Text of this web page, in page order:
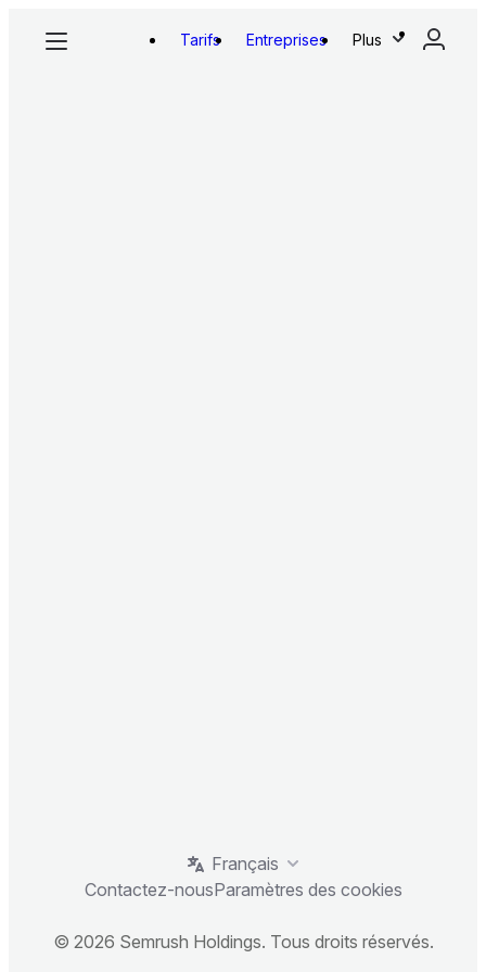
Tarifs Entreprises Plus
Français
Contactez-nousParamètres des cookies
© 2026 Semrush Holdings. Tous droits réservés.